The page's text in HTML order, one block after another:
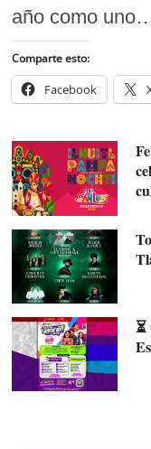
año como
Comparte esto:
Facebook